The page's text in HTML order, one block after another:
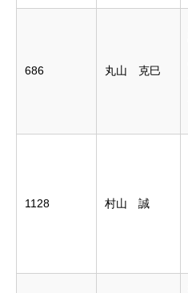
686 丸山 克巳
1128 村山 誠